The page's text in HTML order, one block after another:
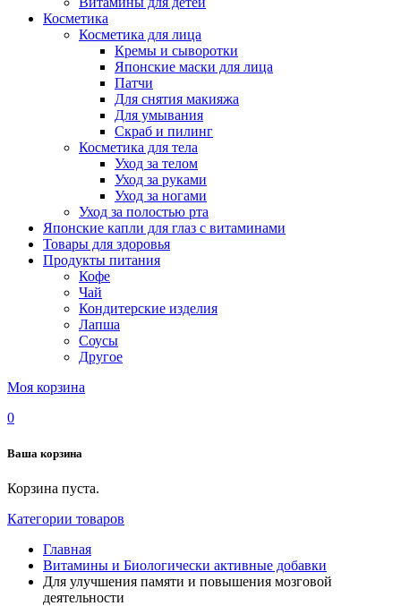
Косметика
Косметика для лица
Кремы и сыворотки
Японские маски для лица
Патчи
Для снятия макияжа
Для умывания
Скраб и пилинг
Косметика для тела
Уход за телом
Уход за руками
Уход за ногами
Уход за полостью рта
Японские капли для глаз с витаминами
Товары для здоровья
Продукты питания
Кофе
Чай
Кондитерские изделия
Лапша
Соусы
Другое
Моя корзина
0
Ваша корзина
Корзина пуста.
Категории товаров
Главная
Витамины и Биологически активные добавки
Для улучшения памяти и повышения мозговой
деятельности